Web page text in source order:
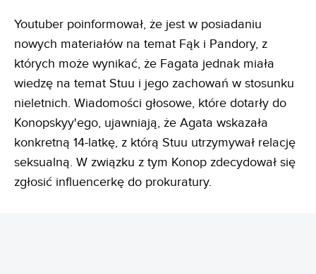
Youtuber poinformował, że jest w posiadaniu
nowych materiałów na temat Fąk i Pandory, z
których może wynikać, że Fagata jednak miała
wiedzę na temat Stuu i jego zachowań w stosunku
nieletnich. Wiadomości głosowe, które dotarły do
Konopskyy'ego, ujawniają, że Agata wskazała
konkretną 14-latkę, z którą Stuu utrzymywał relację
seksualną. W związku z tym Konop zdecydował się
zgłosić influencerkę do prokuratury.